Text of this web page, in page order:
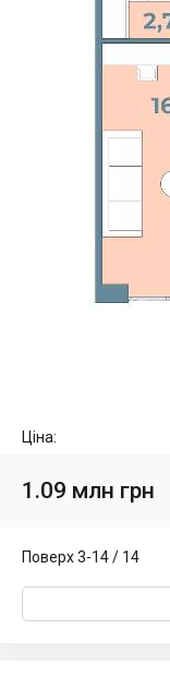
Ціна:
1.09 млн грн
Поверх 3-14 / 14